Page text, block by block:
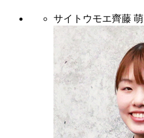
サイトウモエ齊藤 萌